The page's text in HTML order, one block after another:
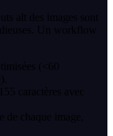
alt des images sont
Un workflow
(<60
caractères avec
de chaque image,